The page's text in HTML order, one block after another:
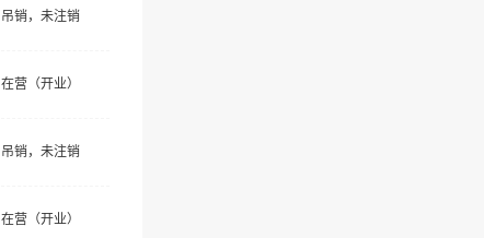
吊销，未注销
在营（开业）
吊销，未注销
在营（开业）